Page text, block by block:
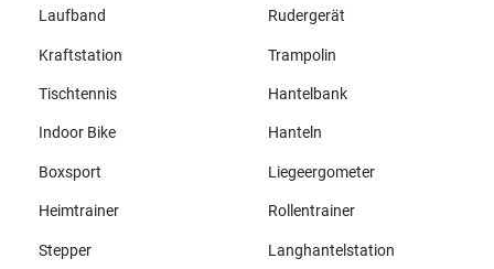
Laufband Rudergerät
Kraftstation Trampolin
Tischtennis Hantelbank
Indoor Bike Hanteln
Boxsport Liegeergometer
Heimtrainer Rollentrainer
Stepper Langhantelstation